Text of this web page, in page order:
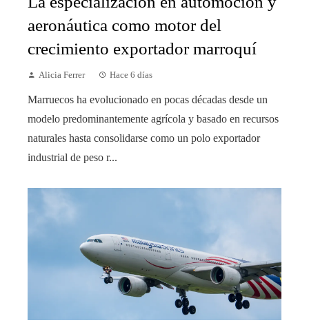
aeronáutica como motor del
crecimiento exportador marroquí
Alicia Ferrer Hace 6 días
Marruecos ha evolucionado en pocas décadas desde un
modelo predominantemente agrícola y basado en recursos
naturales hasta consolidarse como un polo exportador
industrial de peso r...